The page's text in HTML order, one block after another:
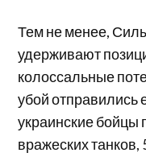
Тем не менее,
удерживают
колоссальные
убой отправились
украинские бойцы
вражеских